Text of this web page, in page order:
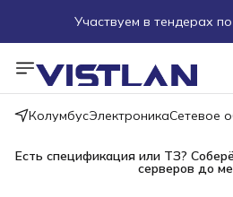
Поможем подобрать
Пуско-
Более 100 000 позиций в
КолумбусЭлектроникаСетевое
Есть спецификация или ТЗ?
серверов до